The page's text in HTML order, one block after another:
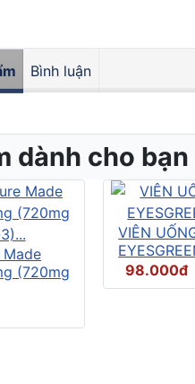
Bình luận
dành cho bạn
(720mg
VIÊN
98.000đ